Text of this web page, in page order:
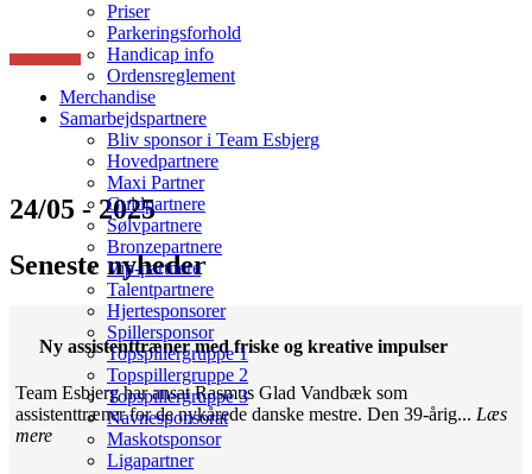
Priser
Parkeringsforhold
Handicap info
Ordensreglement
Merchandise
Samarbejdspartnere
Bliv sponsor i Team Esbjerg
Hovedpartnere
Maxi Partner
Guldpartnere
Sølvpartnere
Bronzepartnere
Vip-partnere
Talentpartnere
Hjertesponsorer
Spillersponsor
Topspillergruppe 1
Topspillergruppe 2
Topspillergruppe 3
Navnesponsorat
Maskotsponsor
Ligapartner
24/05 - 2025
Seneste nyheder
Ny assistenttræner med friske og kreative impulser
Team Esbjerg har ansat Rasmus Glad Vandbæk som
assistenttræner for de nykårede danske mestre. Den 39-årig... Læs
mere